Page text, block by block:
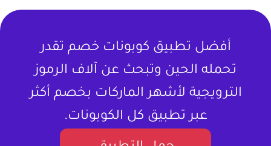
أفضل تطبيق كوبونات خصم تقدر
تحمله الحين وتبحث عن آلاف الرموز
الترويجية لأشهر الماركات بخصم أكثر
عبر تطبيق كل الكوبونات.